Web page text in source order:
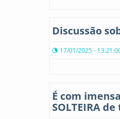
Discussão
17/01/2025 -
É com
SOLTEIRA